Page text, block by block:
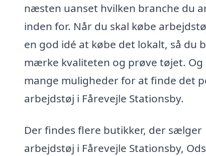
næsten uanset hvilken branche du
inden for. Når du skal købe
en god idé at købe det lokalt, så du
mærke kvaliteten og prøve tøjet. Og
mange muligheder for at finde det
arbejdstøj i Fårevejle Stationsby.
Der findes flere butikker, der sælger
arbejdstøj i Fårevejle Stationsby,